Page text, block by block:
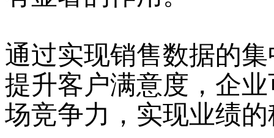
通过实现销售数据的
提升客户满意度，企
场竞争力，实现业绩